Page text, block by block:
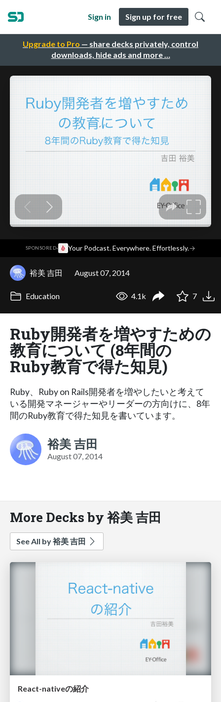
Upgrade to Pro — share decks privately, control
downloads, hide ads and more …
Sign in Sign up for free
SPONSORED· Your Podcast. Everywhere. Effortlessly.→
裕美 吉田 August 07, 2014
Education 4.1k 7
Ruby開発者を増やすための
教育について (8年間の
Ruby教育で得た知見)
Ruby、Ruby on Rails開発者を増やしたいと考えて
いる開発マネージャーやリーダーの方向けに、8年
間のRuby教育で得た知見を書いています。
裕美 吉田
August 07, 2014
More Decks by 裕美 吉田
See All by 裕美 吉田
React-nativeの紹介